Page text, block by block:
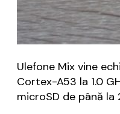
Ulefone Mix vine
Cortex-A53 la 1.0
microSD de până la